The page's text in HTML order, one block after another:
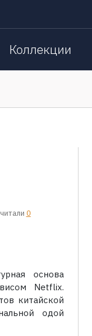
Коллекции
0
основа
Netflix.
китайской
одой